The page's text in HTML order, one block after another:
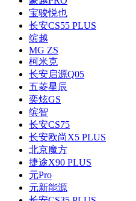
宝骏悦也
长安CS55 PLUS
缤越
MG ZS
柯米克
长安启源Q05
五菱星辰
奕炫GS
缤智
长安CS75
长安欧尚X5 PLUS
北京魔方
捷途X90 PLUS
元Pro
元新能源